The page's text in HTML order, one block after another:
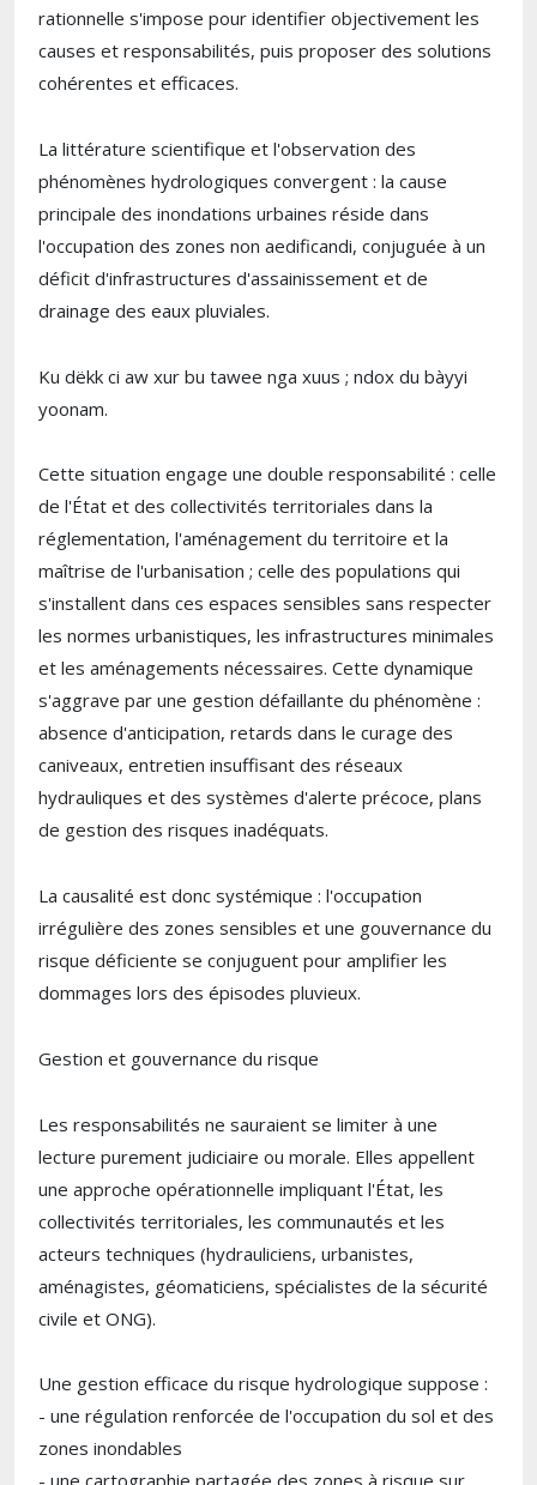
rationnelle s'impose pour identifier objectivement les
causes et responsabilités, puis proposer des solutions
cohérentes et efficaces.
La littérature scientifique et l'observation des
phénomènes hydrologiques convergent : la cause
principale des inondations urbaines réside dans
l'occupation des zones non aedificandi, conjuguée à un
déficit d'infrastructures d'assainissement et de
drainage des eaux pluviales.
Ku dëkk ci aw xur bu tawee nga xuus ; ndox du bàyyi
yoonam.
Cette situation engage une double responsabilité : celle
de l'État et des collectivités territoriales dans la
réglementation, l'aménagement du territoire et la
maîtrise de l'urbanisation ; celle des populations qui
s'installent dans ces espaces sensibles sans respecter
les normes urbanistiques, les infrastructures minimales
et les aménagements nécessaires. Cette dynamique
s'aggrave par une gestion défaillante du phénomène :
absence d'anticipation, retards dans le curage des
caniveaux, entretien insuffisant des réseaux
hydrauliques et des systèmes d'alerte précoce, plans
de gestion des risques inadéquats.
La causalité est donc systémique : l'occupation
irrégulière des zones sensibles et une gouvernance du
risque déficiente se conjuguent pour amplifier les
dommages lors des épisodes pluvieux.
Gestion et gouvernance du risque
Les responsabilités ne sauraient se limiter à une
lecture purement judiciaire ou morale. Elles appellent
une approche opérationnelle impliquant l'État, les
collectivités territoriales, les communautés et les
acteurs techniques (hydrauliciens, urbanistes,
aménagistes, géomaticiens, spécialistes de la sécurité
civile et ONG).
Une gestion efficace du risque hydrologique suppose :
- une régulation renforcée de l'occupation du sol et des
zones inondables